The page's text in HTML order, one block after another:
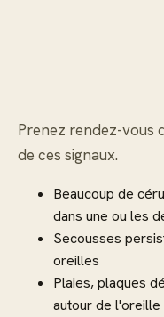
Prenez rendez-vous
de ces signaux.
Beaucoup de
dans une ou les
Secousses
oreilles
Plaies, plaques
autour de l'oreille